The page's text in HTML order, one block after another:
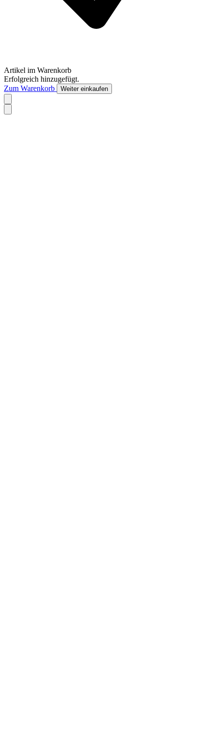
Artikel im Warenkorb
Erfolgreich hinzugefügt.
Zum Warenkorb
Weiter einkaufen